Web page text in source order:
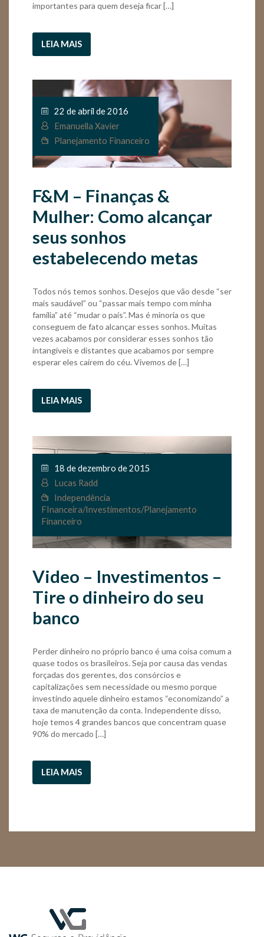
importantes para quem deseja ficar […]
LEIA MAIS
22 de abril de 2016
Emanuella Xavier
Planejamento Financeiro
F&M – Finanças &
Mulher: Como alcançar
seus sonhos
estabelecendo metas
Todos nós temos sonhos. Desejos que vão desde “ser
mais saudável” ou “passar mais tempo com minha
família” até “mudar o país”. Mas é minoria os que
conseguem de fato alcançar esses sonhos. Muitas
vezes acabamos por considerar esses sonhos tão
intangíveis e distantes que acabamos por sempre
esperar eles caírem do céu. Vivemos de […]
LEIA MAIS
18 de dezembro de 2015
Lucas Radd
Independência
FInanceira/Investimentos/Planejamento
Financeiro
Video – Investimentos –
Tire o dinheiro do seu
banco
Perder dinheiro no próprio banco é uma coisa comum a
quase todos os brasileiros. Seja por causa das vendas
forçadas dos gerentes, dos consórcios e
capitalizações sem necessidade ou mesmo porque
investindo aquele dinheiro estamos “economizando” a
taxa de manutenção da conta. Independente disso,
hoje temos 4 grandes bancos que concentram quase
90% do mercado […]
LEIA MAIS